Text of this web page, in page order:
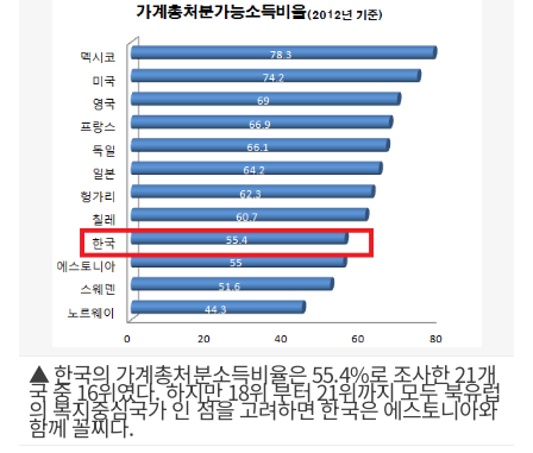
▲ 한국의 가계총처분소득비율은 55.4%로 조사한 21개
국 중 16위였다. 하지만 18위 부터 21위까지 모두 북유럽
의 복지중심국가 인 점을 고려하면 한국은 에스토니아와
함께 꼴찌다.